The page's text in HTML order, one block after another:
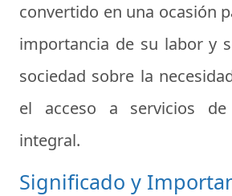
convertido en una ocasión
importancia de su labor y
sociedad sobre la
el acceso a servicios de
integral.
Significado y